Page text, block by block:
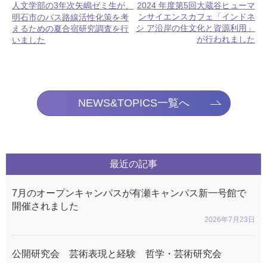
人文学部の3年次矢嶋ゼミ生が、
明石市のバス路線活性化策を考
えるための夏合宿研究調査を行
いました
2024 年度第5回大蔵谷ヒューマ
ンサイエンスカフェ「インドネ
シ ア沿岸の住文化と資源利用」
が行われました
NEWS&TOPICS一覧へ
最近の記事
2026年7月23日
7月のオープンキャンパスが有瀬キャンパス新一号館で
開催されました
公開研究会 芸術表現と経験 哲学・芸術研究会